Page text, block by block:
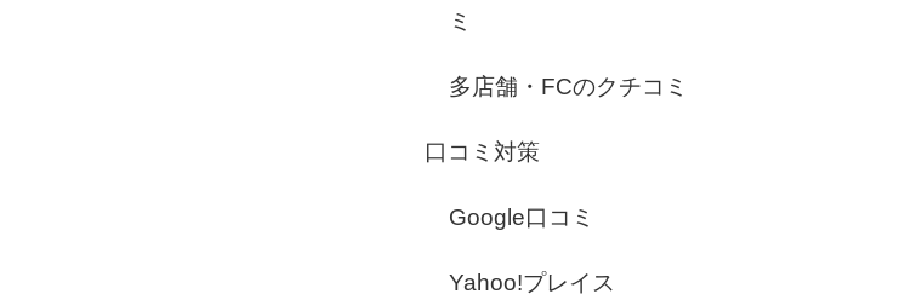
ミ
多店舗・FCのクチコミ
口コミ対策
Google口コミ
Yahoo!プレイス